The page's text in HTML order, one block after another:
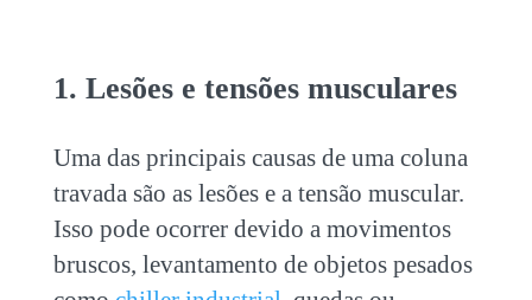
1. Lesões e tensões musculares
Uma das principais causas de uma coluna
travadasão as lesões e a tensão muscular.
Isso pode ocorrer devido a movimentos
bruscos, levantamento de objetos pesados